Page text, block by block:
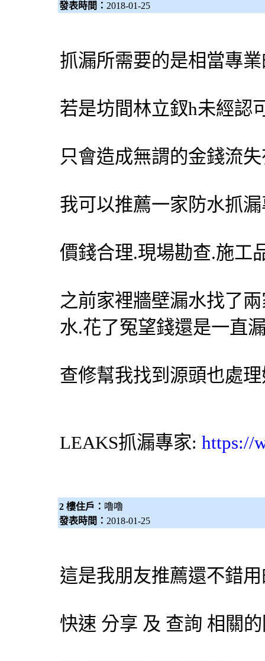
發表時間： 2018-01-25
抓漏所需要的是相當專
若是坊間林立釵h未經認
只會造成無謂的金錢流
我可以推薦一家防水抓
價錢合理.現場勘查.施工
之前家裡牆壁漏水找了
水.花了冤望錢還是一直
查修幫我找到源頭也處
LEAKS抓漏專家: https://
2 樓住戶： 嚕嚕
發表時間： 2018-01-25
這是我朋友推薦還不錯
快速 分享 及 查詢 相關